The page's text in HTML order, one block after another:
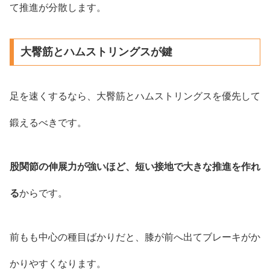
て推進が分散します。
大臀筋とハムストリングスが鍵
足を速くするなら、大臀筋とハムストリングスを優先して
鍛えるべきです。
股関節の伸展力が強いほど、短い接地で大きな推進を作れ
るからです。
前もも中心の種目ばかりだと、膝が前へ出てブレーキがか
かりやすくなります。